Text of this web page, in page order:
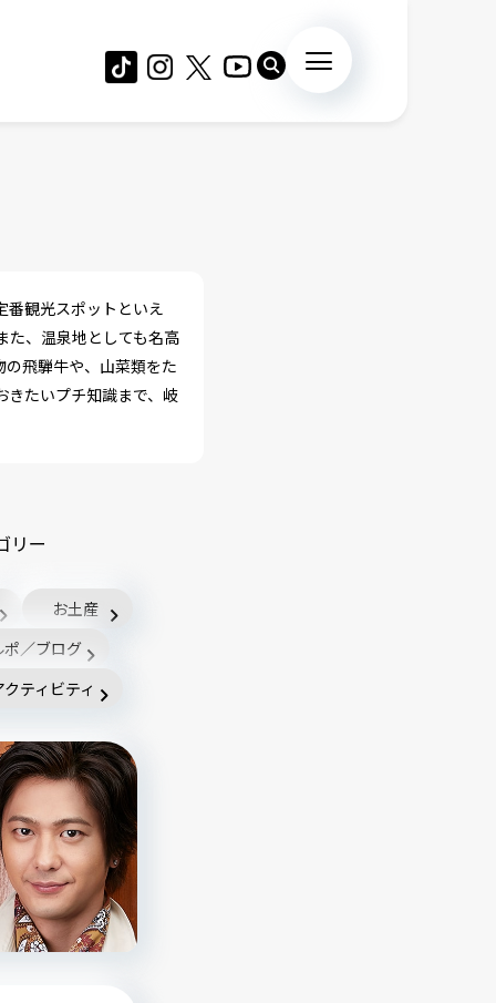
番観光スポットといえ
た、温泉地としても名高
飛騨牛や、山菜類をた
きたいプチ知識まで、岐
リー
お土産
／ブログ
ティビティ